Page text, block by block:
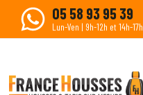
05 58 93 95 39
Lun-Ven | 9h-12h et 14h-17h